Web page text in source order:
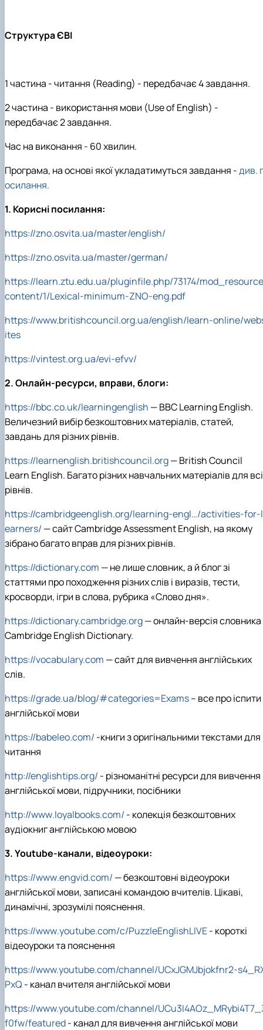
Структура ЄВІ
1 частина - читання (Reading) - передбачає 4 завдання.
2 частина - використання мови (Use of English) -
передбачає 2 завдання.
Час на виконання - 60 хвилин.
Програма, на основі якої укладатимуться завдання -див.
осилання.
1. Корисні посилання:
https://zno.osvita.ua/master/english/
https://zno.osvita.ua/master/german/
https://learn.ztu.edu.ua/pluginfile.php/73174/
content/1/Lexical-minimum-ZNO-eng.pdf
https://www.britishcouncil.org.ua/english/learn-online/
ites
https://vintest.org.ua/evi-efvv/
2.Онлайн-ресурси, вправи, блоги:
https://bbc.co.uk/learningenglish — BBC Learning English.
Величезний вибірбезкоштовнихматеріалів,статей,
завданьдля різнихрівнів.
https://learnenglish.britishcouncil.org— British Council
Learn English. Багато різнихнавчальнихматеріалівдля
рівнів.
https://cambridgeenglish.org/learning-engl…/activities-for-l
earners/ —сайтCambridge Assessment English, наякому
зібранобагатовправдля різнихрівнів.
https://dictionary.com — не лише словник, а й блог зі
статтями про походження різних слів і виразів, тести,
кросворди, ігри в слова, рубрика «Слово дня».
https://dictionary.cambridge.org—онлайн-версіясловника
Cambridge English Dictionary.
https://vocabulary.com — сайт для вивчення англійських
слів.
https://grade.ua/blog/#categories=Exams– все про іспити
англійської мови
https://babeleo.com/ -книги з оригінальними текстами для
читання
http://englishtips.org/ - різноманітні ресурси для вивчення
англійської мови, підручники, посібники
http://www.loyalbooks.com/ - колекція безкоштовних
аудіокниг англійською мовою
3.Youtube-канали, відеоуроки:
https://www.engvid.com/ — безкоштовні відеоуроки
англійської мови, записані командою вчителів. Цікаві,
динамічні, зрозумілі пояснення.
https://www.youtube.com/c/PuzzleEnglishLIVE- короткі
відеоуроки та пояснення
https://www.youtube.com/channel/UCxJGMJbjokfnr2-
PxQ - канал вчителя англійської мови
https://www.youtube.com/channel/
f0fw/featured- канал для вивчення англійської мови